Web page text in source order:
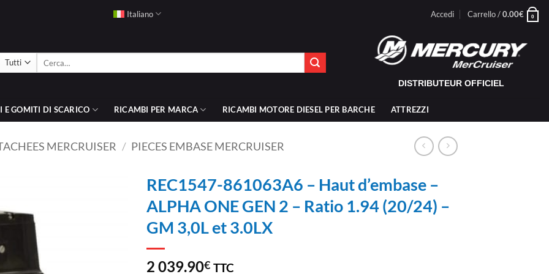
Italiano Accedi Carrello /0.00€ 0
DISTRIBUTEUR OFFICIEL
E GOMITI DI SCARICO RICAMBI PER MARCA RICAMBI MOTORE DIESEL PER BARCHE ATTREZZI
MERCRUISER / PIECES EMBASE MERCRUISER
REC1547-861063A6 – Haut d’embase –
ALPHA ONE GEN 2 – Ratio 1.94 (20/24) –
GM 3,0L et 3.0LX
2 039.90€ TTC